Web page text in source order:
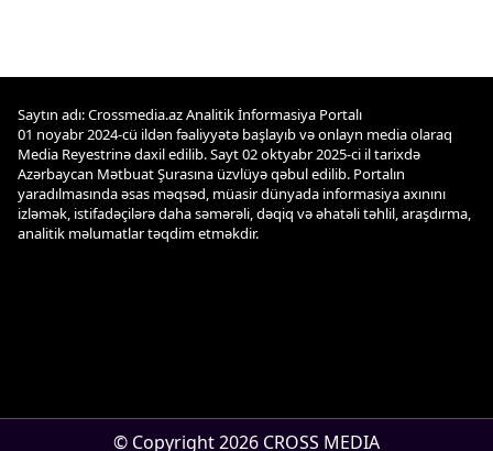
Saytın adı: Crossmedia.az Analitik İnformasiya Portalı
01 noyabr 2024-cü ildən fəaliyyətə başlayıb və onlayn media olaraq
Media Reyestrinə daxil edilib. Sayt 02 oktyabr 2025-ci il tarixdə
Azərbaycan Mətbuat Şurasına üzvlüyə qəbul edilib. Portalın
yaradılmasında əsas məqsəd, müasir dünyada informasiya axınını
izləmək, istifadəçilərə daha səmərəli, dəqiq və əhatəli təhlil, araşdırma,
analitik məlumatlar təqdim etməkdir.
© Copyright 2026 CROSS MEDIA